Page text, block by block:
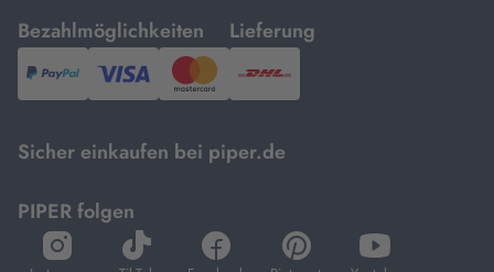
Bezahlmöglichkeiten
mit
PayPal,Visa
und
Lieferung
mit
DHL.
Sicher einkaufen bei piper.de
PIPER folgen
öffnet
in
öffnet
in
öffnet
in
öffnet
in
öffnet
in